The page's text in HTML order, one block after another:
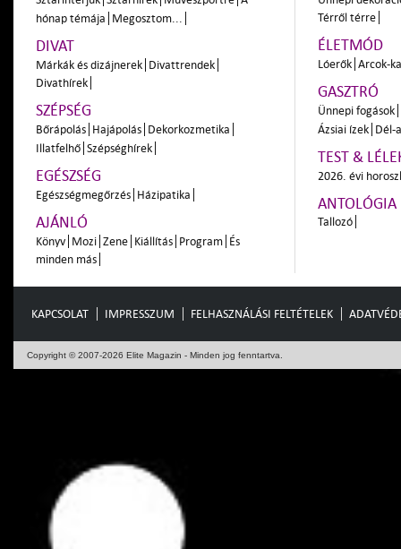
hónap témája Megosztom...
DIVAT
Márkák és dizájnerek Divattrendek
Divathírek
SZÉPSÉG
Bőrápolás Hajápolás Dekorkozmetika
Illatfelhő Szépséghírek
EGÉSZSÉG
Egészségmegőrzés Házipatika
AJÁNLÓ
Könyv Mozi Zene Kiállítás Program És
minden más
Térről térre
ÉLETMÓD
Lóerők Arcok-
GASZTRÓ
Ünnepi fogások
Ázsiai ízek Dél-
TEST &
2026. évi
ANTOLÓGIA
Tallozó
KAPCSOLAT IMPRESSZUM FELHASZNÁLÁSI FELTÉTELEK
Copyright © 2007-2026 Elite Magazin - Minden jog fenntartva.